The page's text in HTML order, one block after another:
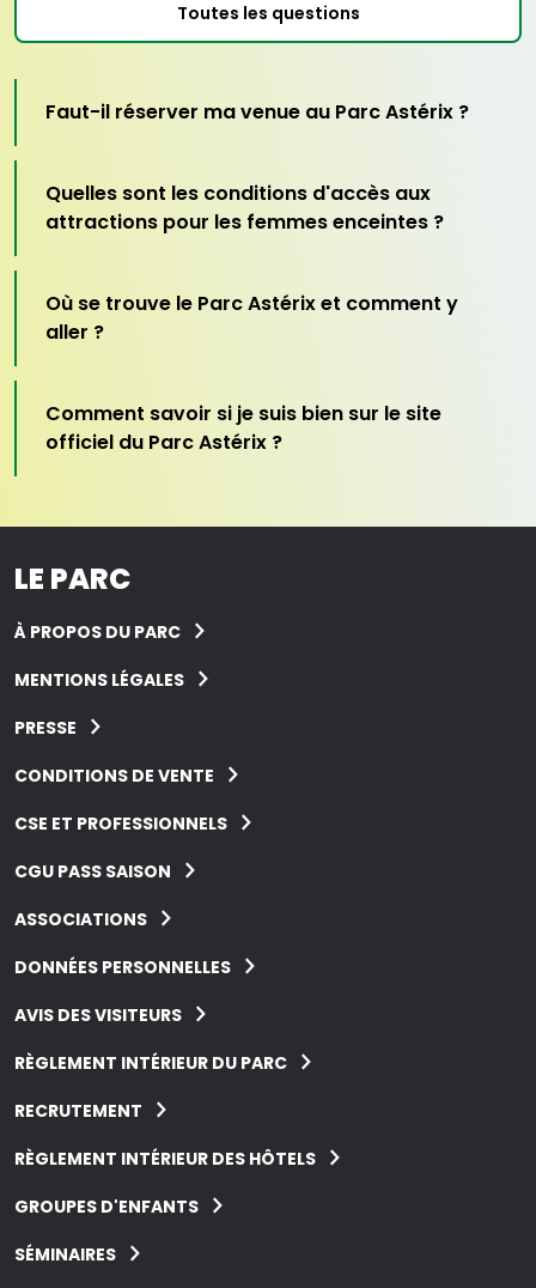
fait l'objet de restrictions de taille minimale et/ou maximale.
Prix du parking : 20 €, à régler sur place
Toutes les questions
Faut-il réserver ma venue au Parc Astérix ?
Quelles sont les conditions d'accès aux
attractions pour les femmes enceintes ?
Où se trouve le Parc Astérix et comment y
aller ?
Comment savoir si je suis bien sur le site
officiel du Parc Astérix ?
LE PARC
À PROPOS DU PARC
MENTIONS LÉGALES
PRESSE
CONDITIONS DE VENTE
CSE ET PROFESSIONNELS
CGU PASS SAISON
ASSOCIATIONS
DONNÉES PERSONNELLES
AVIS DES VISITEURS
RÈGLEMENT INTÉRIEUR DU PARC
RECRUTEMENT
RÈGLEMENT INTÉRIEUR DES HÔTELS
GROUPES D'ENFANTS
SÉMINAIRES